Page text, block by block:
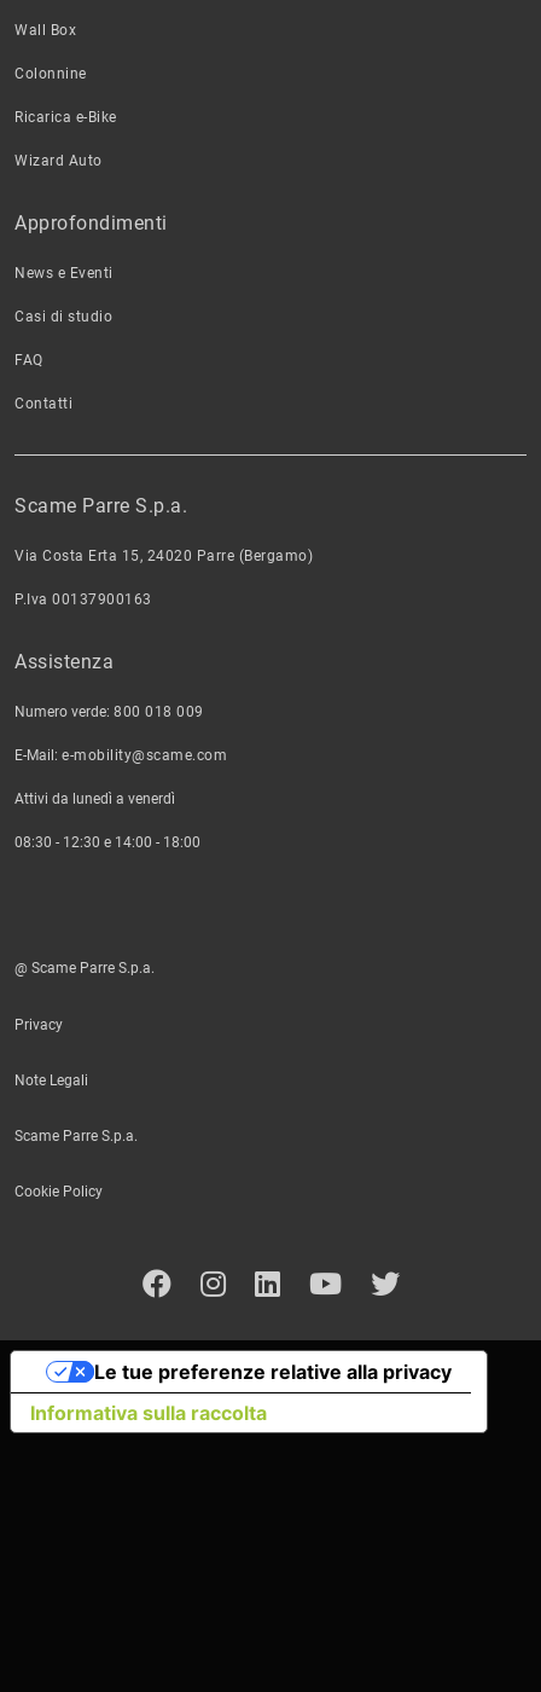
Scame Parre S.p.a.
Via Costa Erta 15, 24020 Parre (Bergamo)
P.Iva 00137900163
Assistenza
Numero verde: 800 018 009
E-Mail: e-mobility@scame.com
Attivi da lunedì a venerdì
08:30 - 12:30 e 14:00 - 18:00
Wall Box
Colonnine
Ricarica e-Bike
Wizard Auto
Approfondimenti
News e Eventi
Casi di studio
FAQ
Contatti
@ Scame Parre S.p.a.
Privacy
Note Legali
Scame Parre S.p.a.
Cookie Policy
Informativa sulla raccolta
Le tue preferenze relative alla privacy